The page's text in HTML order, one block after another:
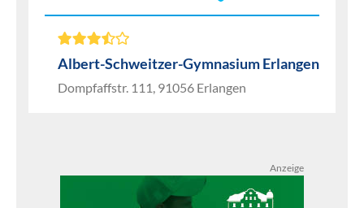
Albert-Schweitzer-Gymnasium Erlangen
Dompfaffstr. 111, 91056 Erlangen
Anzeige